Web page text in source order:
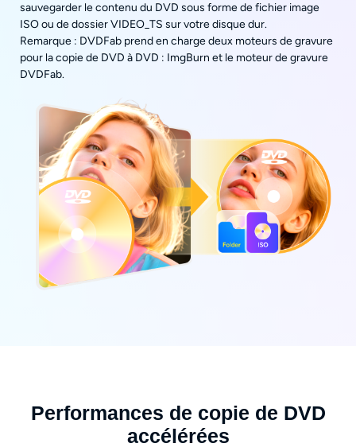
sauvegarder le contenu du DVD sous forme de fichier image
ISO ou de dossier VIDEO_TS sur votre disque dur.
Remarque : DVDFab prend en charge deux moteurs de gravure
pour la copie de DVD à DVD : ImgBurn et le moteur de gravure
DVDFab.
Performances de copie de DVD
accélérées